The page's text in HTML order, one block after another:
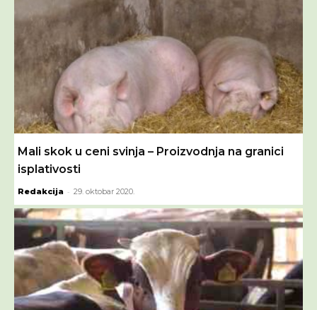
Mali skok u ceni svinja – Proizvodnja na granici
isplativosti
Redakcija - 29. oktobar 2020.